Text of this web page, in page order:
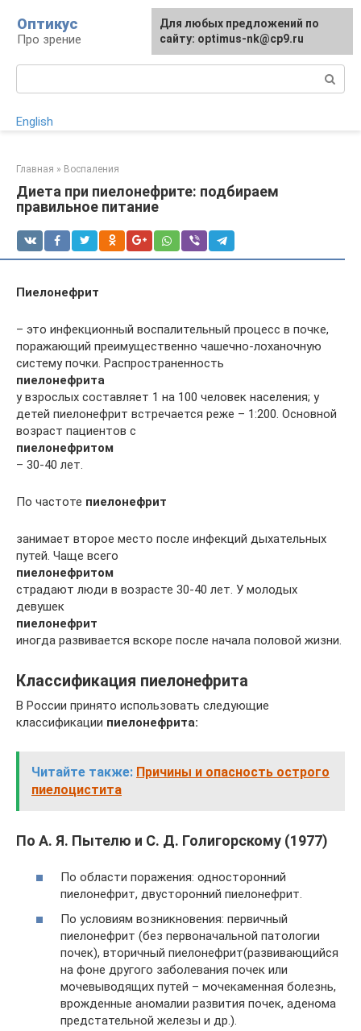
контенту
Оптикус
Про зрение
English
Главная » Воспаления
Диета при пиелонефрите: подбираем
правильное питание
Пиелонефрит
– это инфекционный воспалительный процесс в почке,
поражающий преимущественно чашечно-лоханочную
систему почки. Распространенность
пиелонефрита
у взрослых составляет 1 на 100 человек населения; у
детей пиелонефрит встречается реже – 1:200. Основной
возраст пациентов с
пиелонефритом
– 30-40 лет.
По частоте пиелонефрит
занимает второе место после инфекций дыхательных
путей. Чаще всего
пиелонефритом
страдают люди в возрасте 30-40 лет. У молодых
девушек
пиелонефрит
иногда развивается вскоре после начала половой жизни.
Классификация пиелонефрита
В России принято использовать следующие
классификации пиелонефрита:
Читайте также: Причины и опасность острого
пиелоцистита
По А. Я. Пытелю и С. Д. Голигорскому (1977)
По области поражения: односторонний
пиелонефрит, двусторонний пиелонефрит.
По условиям возникновения: первичный
пиелонефрит (без первоначальной патологии
почек), вторичный пиелонефрит(развивающийся
на фоне другого заболевания почек или
мочевыводящих путей – мочекаменная болезнь,
врожденные аномалии развития почек, аденома
предстательной железы и др.).
Для любых предложений по
сайту: optimus-nk@cp9.ru